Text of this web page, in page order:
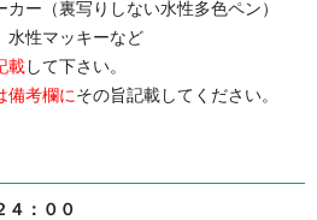
カー（裏写りしない水性多色ペン）
水性マッキーなど
載して下さい。
備考欄に その旨記載してください。
４：００